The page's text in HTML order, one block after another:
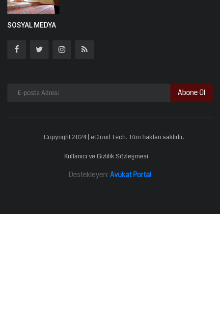
SOSYAL MEDYA
Abone Ol
Copyright 2024 | eCloud Tech. Tüm hakları saklıdır.
Kullanıcı ve Gizlilik Sözleşmesi
Destekleyen: Avukat Portal